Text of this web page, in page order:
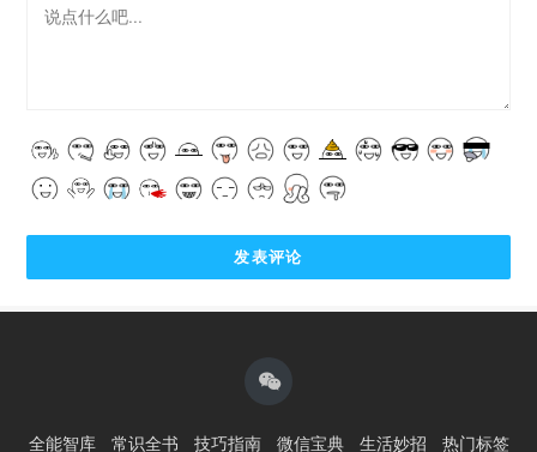
全能智库 常识全书 技巧指南 微信宝典 生活妙招 热门标签